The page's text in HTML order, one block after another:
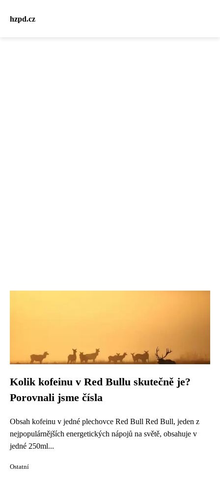
hzpd.cz
Kolik kofeinu v Red Bullu skutečně je?
Porovnali jsme čísla
Obsah kofeinu v jedné plechovce Red Bull Red Bull, jeden z
nejpopulárnějších energetických nápojů na světě, obsahuje v
jedné 250ml...
Ostatní